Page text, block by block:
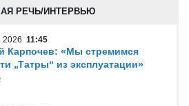
РЕЧЬ/ИНТЕРВЬЮ
2026 11:45
Карпочев: «Мы стремимся
„Татры“ из эксплуатации»